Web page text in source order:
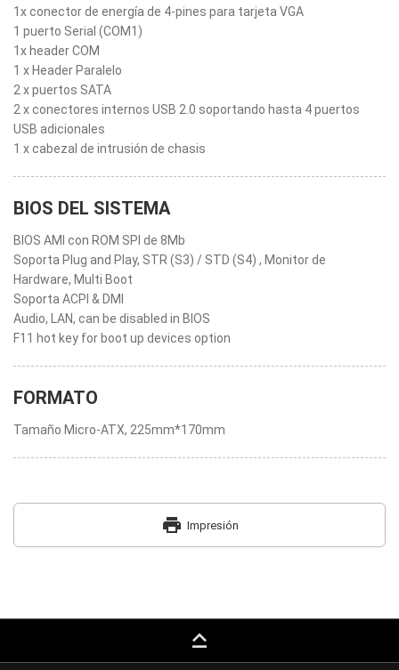
1x conector de energía de 4-pines para tarjeta VGA
1 puerto Serial (COM1)
1x header COM
1 x Header Paralelo
2 x puertos SATA
2 x conectores internos USB 2.0 soportando hasta 4 puertos
USB adicionales
1 x cabezal de intrusión de chasis
BIOS DEL SISTEMA
BIOS AMI con ROM SPI de 8Mb
Soporta Plug and Play, STR (S3) / STD (S4) , Monitor de
Hardware, Multi Boot
Soporta ACPI & DMI
Audio, LAN, can be disabled in BIOS
F11 hot key for boot up devices option
FORMATO
Tamaño Micro-ATX, 225mm*170mm
print Impresión
keyboard_capslock